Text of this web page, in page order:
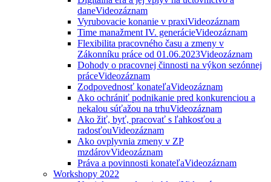
daneVideozáznam
Vyrubovacie konanie v praxiVideozáznam
Time manažment IV. generácieVideozáznam
Flexibilita pracovného času a zmeny v
Zákonníku práce od 01.06.2023Videozáznam
Dohody o pracovnej činnosti na výkon sezónnej
práceVideozáznam
Zodpovednosť konateľaVideozáznam
Ako ochrániť podnikanie pred konkurenciou a
nekalou súťažou na trhuVideozáznam
Ako žiť, byť, pracovať s ľahkosťou a
radosťouVideozáznam
Ako ovplyvnia zmeny v ZP
mzdárovVideozáznam
Práva a povinnosti konateľaVideozáznam
Workshopy 2022